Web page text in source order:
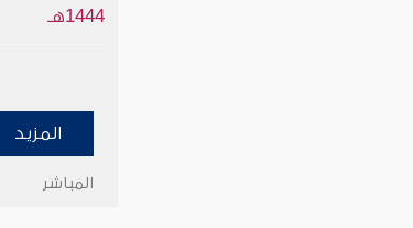
1444هـ
المزيد
المباشر